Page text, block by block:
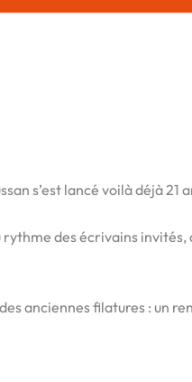
s’est lancé voilà déjà
des écrivains
anciennes filatures : un